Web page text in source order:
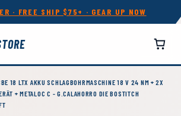
· FREE SHIP $75+ · GEAR UP NOW
18 LTX AKKU SCHLAGBOHRMASCHINE 18 V 24 NM + 2X
+ METALOC C - G.CALAHORRO DIE BOSTITCH